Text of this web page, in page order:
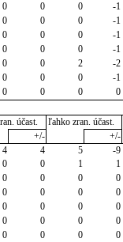
0 0 0 -1
0 0 0 -1
0 0 0 -1
0 0 0 -1
0 0 2 -2
0 0 0 -1
0 0 0 0
účast. ľahko zran. účast.
+/- +/-
4 4 5 -9
0 0 1 1
0 0 0 0
0 0 0 0
0 0 0 0
0 0 0 0
0 0 0 0